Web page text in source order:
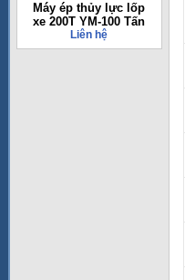
Máy ép thủy lực lốp
xe 200T YM-100 Tấn
Liên hệ